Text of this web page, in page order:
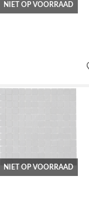
NIET OP VOORRAAD
NIET OP VOORRAAD